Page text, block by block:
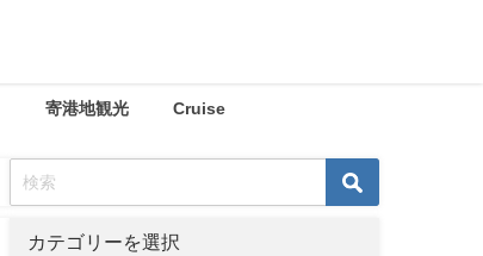
寄港地観光 Cruise
カテゴリーを選択